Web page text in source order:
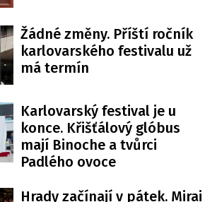
Žádné změny. Příští ročník
karlovarského festivalu už
má termín
Karlovarský festival je u
konce. Křišťálový glóbus
mají Binoche a tvůrci
Padlého ovoce
Hrady začínají v pátek. Mirai